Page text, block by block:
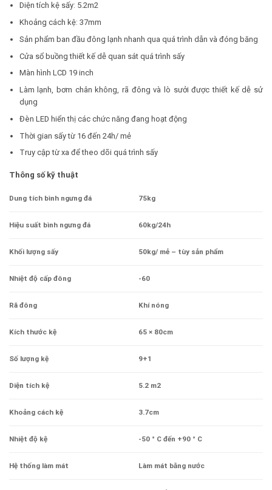
Diện tích kệ sấy: 5.2m2
Khoảng cách kệ: 37mm
Sản phẩm ban đầu đông lạnh nhanh qua quá trình dẫn và đóng băng
Cửa sổ buồng thiết kế dễ quan sát quá trình sấy
Màn hình LCD 19 inch
Làm lạnh, bơm chân không, rã đông và lò sưởi được thiết kế dễ sử
dụng
Đèn LED hiển thị các chức năng đang hoạt động
Thời gian sấy từ 16 đến 24h/ mẻ
Truy cập từ xa để theo dõi quá trình sấy
Thông số kỹ thuật
Dung tích bình ngưng đá 75kg
Hiệu suất bình ngưng đá 60kg/24h
Khối lượng sấy 50kg/ mẻ – tùy sản phẩm
Nhiệt độ cấp đông -60
Rã đông Khí nóng
Kích thước kệ 65 × 80cm
Số lượng kệ 9+1
Diện tích kệ 5.2 m2
Khoảng cách kệ 3.7cm
Nhiệt độ kệ -50 ° C đến +90 ° C
Hệ thống làm mát Làm mát bằng nước